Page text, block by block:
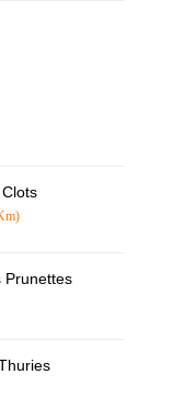
Prunettes